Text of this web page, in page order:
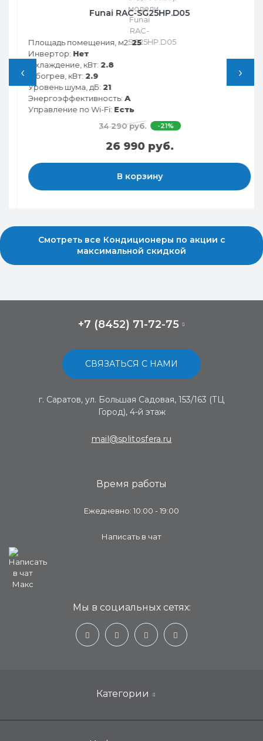
‹
Funai RAC-SG25HP.D05
Площадь помещения, м2: 25
Инвертор:Нет
Охлаждение, кВт:2.8
Обогрев, кВт:2.9
Уровень шума, дБ:21
Энергоэффективность:A
Управление по Wi-Fi:Есть
34 290 руб.
-21%
26 990 руб.
В корзину
›
Смотреть все Кондиционеры по акции с
максимальной скидкой
+7 (8452) 71-72-75
СВЯЗАТЬСЯ С НАМИ
г. Саратов, ул. Большая Садовая, 153/163 (ТЦ
Город), 4-й этаж
mail@splitosfera.ru
Категории
Настенные кондиционеры для дома
Время работы
Ежедневно: 10:00 - 19:00
Написать в чат
Мы в социальных сетях: